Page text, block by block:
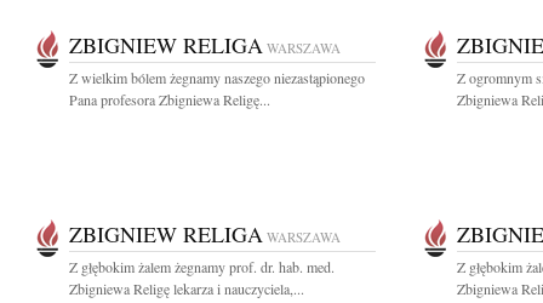
ZBIGNIEW RELIGA WARSZAWA
Z wielkim bólem żegnamy naszego niezastąpionego
Pana profesora Zbigniewa Religę...
Z ogromnym
Zbigniewa
ZBIGNIEW RELIGA WARSZAWA
Z głębokim żalem żegnamy prof. dr. hab. med.
Zbigniewa Religę lekarza i nauczyciela,...
Z głębokim
Zbigniewa